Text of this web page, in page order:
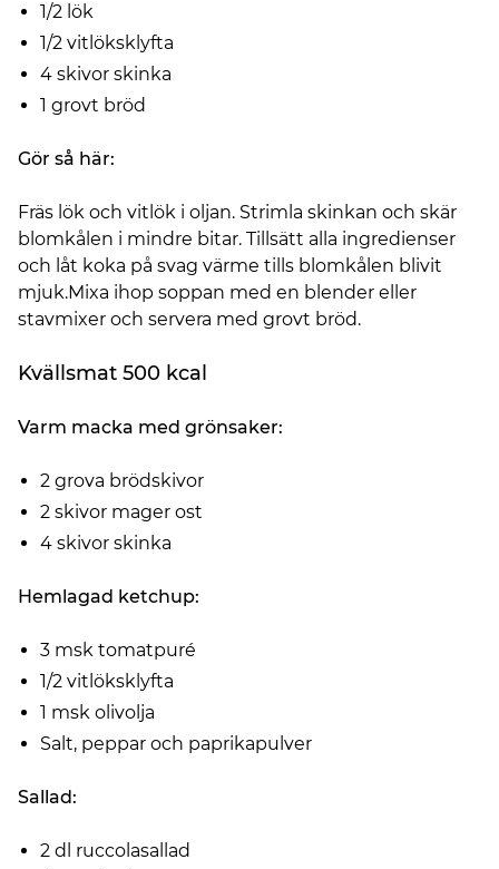
1/2 lök
1/2 vitlöksklyfta
4 skivor skinka
1 grovt bröd
Gör så här:
Fräs lök och vitlök i oljan. Strimla skinkan och skär
blomkålen i mindre bitar. Tillsätt alla ingredienser
och låt koka på svag värme tills blomkålen blivit
mjuk.Mixa ihop soppan med en blender eller
stavmixer och servera med grovt bröd.
Kvällsmat 500 kcal
Varm macka med grönsaker:
2 grova brödskivor
2 skivor mager ost
4 skivor skinka
Hemlagad ketchup:
3 msk tomatpuré
1/2 vitlöksklyfta
1 msk olivolja
Salt, peppar och paprikapulver
Sallad:
2 dl ruccolasallad